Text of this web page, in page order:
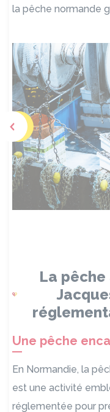
la pêche normande
La
Une pêche
En Normandie, la
est une activité
réglementée pour